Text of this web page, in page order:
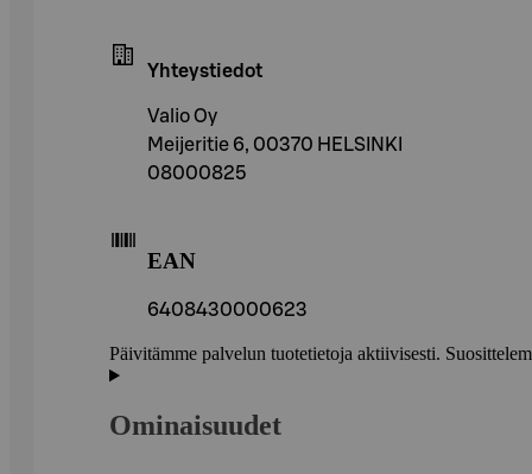
Yhteystiedot
Valio Oy
Meijeritie 6, 00370 HELSINKI
08000825
EAN
6408430000623
Päivitämme palvelun tuotetietoja aktiivisesti.
Ominaisuudet